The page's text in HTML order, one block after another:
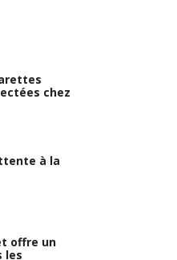
chez
à la
offre un
les